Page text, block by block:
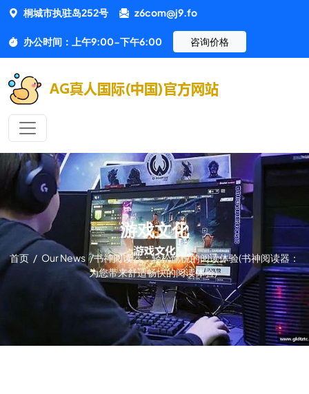
桐城市执驻岛252号 z6com@j9.fo
办公时间：上午9:00-下午6:00 咨询价格
游戏文化
首页 / Our News /书神阅读器：轻松愉悦的阅读体验(书神阅读器：
为您带来舒适畅快的阅读体验)